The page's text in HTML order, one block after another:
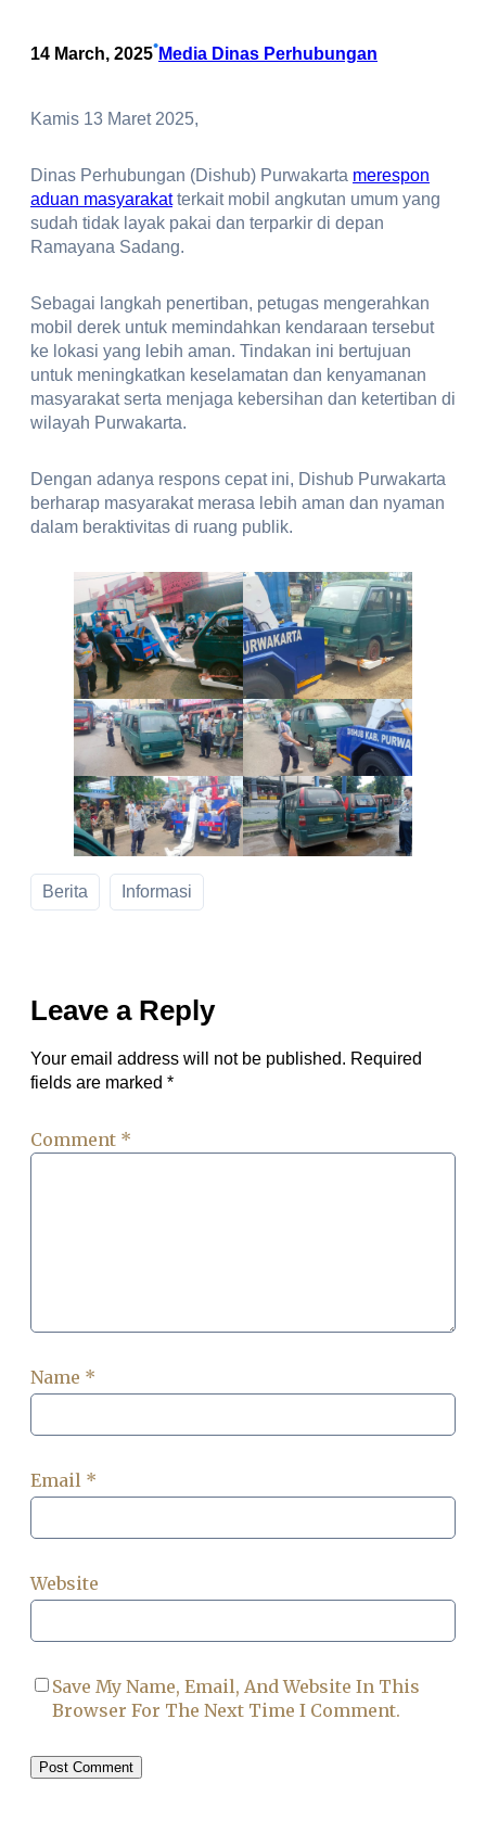
14 March, 2025•Media Dinas Perhubungan
Kamis 13 Maret 2025,
Dinas Perhubungan (Dishub) Purwakarta merespon
aduan masyarakatterkait mobil angkutan umum yang
sudah tidak layak pakai dan terparkir di depan
Ramayana Sadang.
Sebagai langkah penertiban, petugas mengerahkan
mobil derek untuk memindahkan kendaraan tersebut
ke lokasi yang lebih aman. Tindakan ini bertujuan
untuk meningkatkan keselamatan dan kenyamanan
masyarakat serta menjaga kebersihan dan ketertiban di
wilayah Purwakarta.
Dengan adanya respons cepat ini, Dishub Purwakarta
berharap masyarakat merasa lebih aman dan nyaman
dalam beraktivitas di ruang publik.
Berita Informasi
Leave a Reply
Your email address will not be published. Required
fields are marked *
Comment *
Name *
Email *
Website
Save My Name, Email, And Website In This
Browser For The Next Time I Comment.